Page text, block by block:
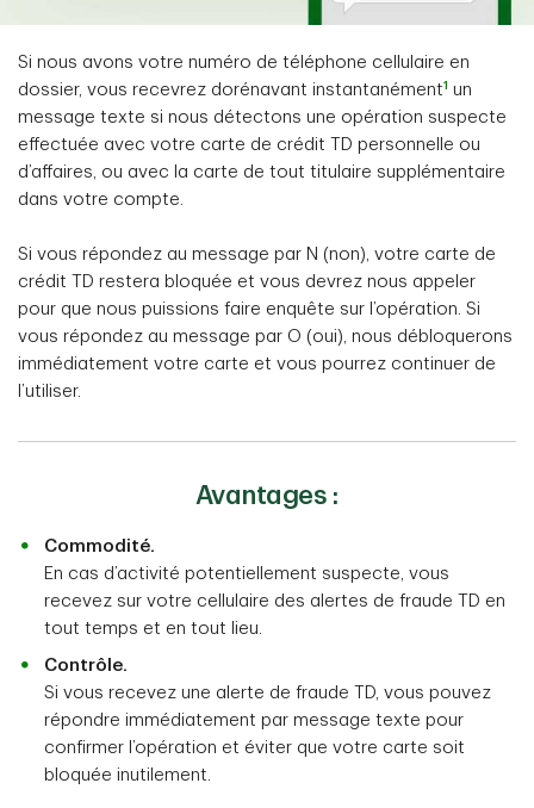
Si nous avons votre numéro de téléphone cellulaire en
dossier, vous recevrez dorénavant instantanément1 un
message texte si nous détectons une opération suspecte
effectuée avec votre carte de crédit TD personnelle ou
d’affaires, ou avec la carte de tout titulaire supplémentaire
dans votre compte.
Si vous répondez au message par N (non), votre carte de
crédit TD restera bloquée et vous devrez nous appeler
pour que nous puissions faire enquête sur l’opération. Si
vous répondez au message par O (oui), nous débloquerons
immédiatement votre carte et vous pourrez continuer de
l’utiliser.
Avantages :
Commodité.
En cas d’activité potentiellement suspecte, vous
recevez sur votre cellulaire des alertes de fraude TD en
tout temps et en tout lieu.
Contrôle.
Si vous recevez une alerte de fraude TD, vous pouvez
répondre immédiatement par message texte pour
confirmer l’opération et éviter que votre carte soit
bloquée inutilement.